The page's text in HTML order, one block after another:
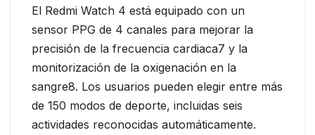
El Redmi Watch 4 está equipado con un
sensor PPG de 4 canales para mejorar la
precisión de la frecuencia cardiaca7 y la
monitorización de la oxigenación en la
sangre8. Los usuarios pueden elegir entre más
de 150 modos de deporte, incluidas seis
actividades reconocidas automáticamente.